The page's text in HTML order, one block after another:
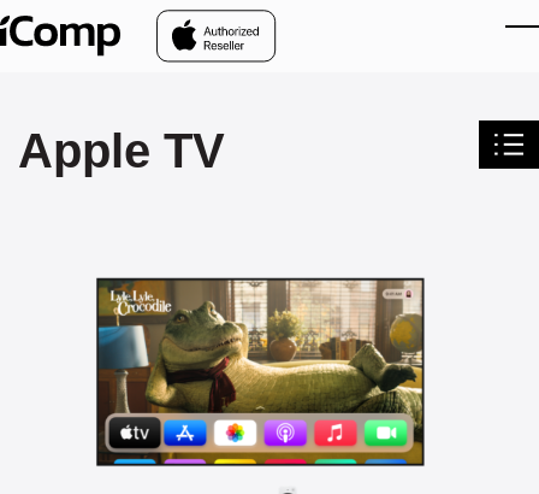
Skip to main content
Apple TV